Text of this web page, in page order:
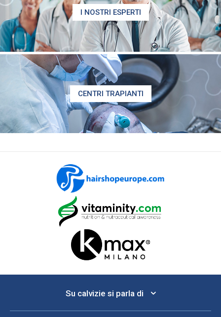
I NOSTRI ESPERTI
CENTRI TRAPIANTI
Su calvizie si parla di